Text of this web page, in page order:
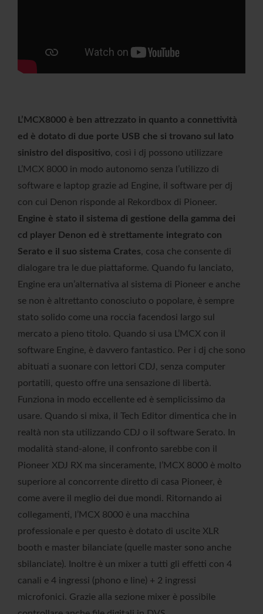
L’MCX8000 è ben attrezzato in quanto a connettività
ed è dotato di due porte USB che si trovano sul lato
sinistro del dispositivo, così i dj possono utilizzare
L’MCX 8000 in modo autonomo senza l’utilizzo di
software e laptop grazie ad Engine, il software per dj
con cui Denon risponde al Rekordbox di Pioneer.
Engine è stato il sistema di gestione della gamma dei
cd player Denon ed è strettamente integrato con
Serato e il suo sistema Crates, cosa che consente di
dialogare tra le due piattaforme. Quando fu lanciato,
Engine era un’alternativa al sistema di Pioneer e anche
se non è altrettanto conosciuto o popolare, è sempre
stato solido come una roccia facendosi largo sul
mercato a pieno titolo. Quando si usa L’MCX con il
software Engine, è davvero fantastico. Per i dj che sono
abituati a suonare con lettori CDJ, senza computer
portatili, questo offre una sensazione di libertà.
Funziona in modo eccellente ed è semplicissimo da
usare. Quando si mixa, il Tech Editor dimentica che in
realtà non sta utilizzando CDJ o il software Serato. In
modalità stand-alone, il confronto sarebbe con il
Pioneer XDJ RX ma sinceramente, l’MCX 8000 è molto
superiore al concorrente diretto di casa Pioneer, è
come avere il meglio dei due mondi. Ritornando ai
collegamenti, l’MCX 8000 è una macchina
professionale e per questo è dotato di uscite XLR
booth e master bilanciate (quelle master sono anche
sbilanciate). Inoltre è un mixer a tutti gli effetti con 4
canali e 4 ingressi (phono e line) + 2 ingressi
microfonici. Grazie alla sezione mixer è possibile